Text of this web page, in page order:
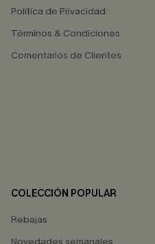
Política de Privacidad
Términos & Condiciones
Comentarios de Clientes
COLECCIÓN POPULAR
Rebajas